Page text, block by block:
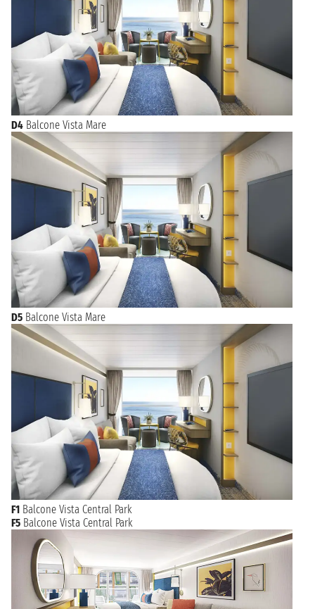
D4 Balcone Vista Mare
D5 Balcone Vista Mare
F1 Balcone Vista Central Park
F5 Balcone Vista Central Park